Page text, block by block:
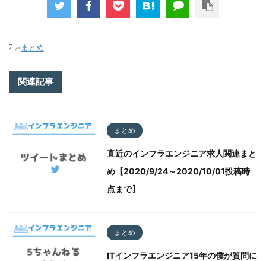
- まとめ
関連記事
まとめ
直近のインフラエンジニア求人関連まと
め【2020/9/24～2020/10/01投稿時
点まで】
まとめ
ITインフラエンジニア15年の僕が質問に